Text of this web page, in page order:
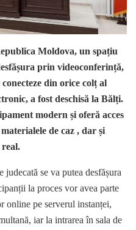
Moldova, un spațiu
prin videoconferință,
din orice colț al
a fost deschisă la Bălți.
modern și oferă acces
de caz , dar și
real.
se va putea desfășura
la proces vor avea parte
online pe serverul instanței,
iar la intrarea în sala de